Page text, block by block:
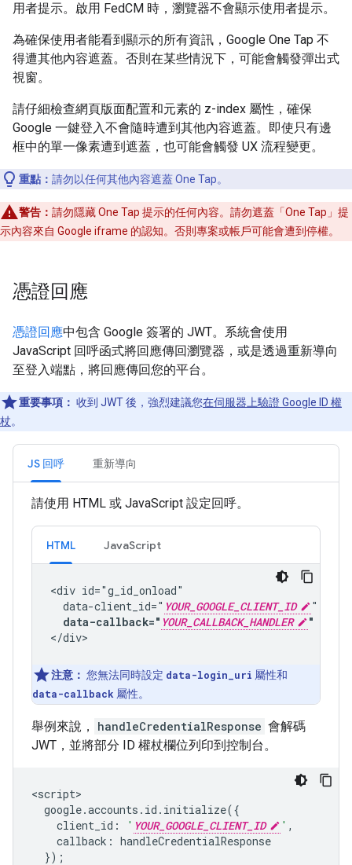
用者提示。啟用 FedCM 時，瀏覽器不會顯示使用者提示。
為確保使用者能看到顯示的所有資訊，Google One Tap 不
得遭其他內容遮蓋。否則在某些情況下，可能會觸發彈出式
視窗。
請仔細檢查網頁版面配置和元素的 z-index 屬性，確保
Google 一鍵登入不會隨時遭到其他內容遮蓋。即使只有邊
框中的單一像素遭到遮蓋，也可能會觸發 UX 流程變更。
重點： 請勿以任何其他內容遮蓋 One Tap。
警告： 請勿隱藏 One Tap 提示的任何內容。請勿遮蓋「One Tap」提
示內容來自 Google iframe 的認知。否則專案或帳戶可能會遭到停權。
憑證回應
憑證回應中包含 Google 簽署的 JWT。系統會使用
JavaScript 回呼函式將回應傳回瀏覽器，或是透過重新導向
至登入端點，將回應傳回您的平台。
重要事項： 收到 JWT 後，強烈建議您在伺服器上驗證 Google ID 權
杖。
JS 回呼 重新導向
請使用 HTML 或 JavaScript 設定回呼。
HTML JavaScript
<div id="g_id_onload"
  data-client_id="
YOUR_GOOGLE_CLIENT_ID
"
data-callback=" YOUR_CALLBACK_HANDLER
"
注意： 您無法同時設定 data-login_uri 屬性和
data-callback 屬性。
舉例來說， handleCredentialResponse 會解碼
JWT，並將部分 ID 權杖欄位列印到控制台。
<script
google.accounts . id . initialize({
client_id : ' YOUR_GOOGLE_CLIENT_ID ' ,
callback : handleCredentialResponse
});